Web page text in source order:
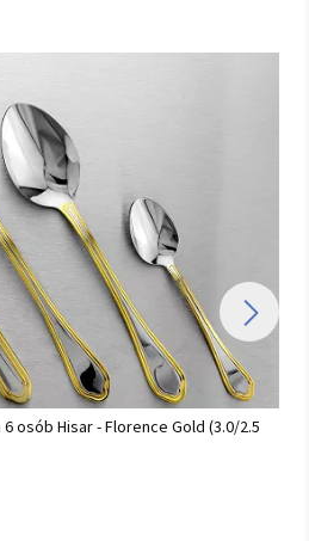
osób Hisar - Florence Gold (3.0/2.5